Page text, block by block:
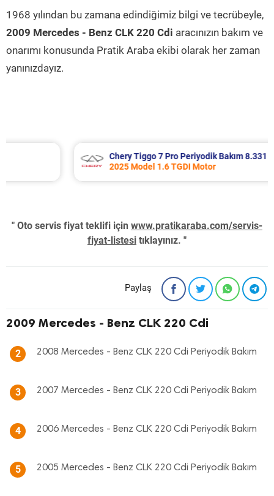
1968 yılından bu zamana edindiğimiz bilgi ve tecrübeyle,
2009 Mercedes - Benz CLK 220 Cdi aracınızın bakım ve
onarımı konusunda Pratik Araba ekibi olarak her zaman
yanınızdayız.
Chery Tiggo 7 Pro Periyodik Bakım 8.331 TL
2025 Model 1.6 TGDI Motor
" Oto servis fiyat teklifi için www.pratikaraba.com/servis-
fiyat-listesi tıklayınız. "
Paylaş
2009 Mercedes - Benz CLK 220 Cdi
2 2008 Mercedes - Benz CLK 220 Cdi Periyodik Bakım
3 2007 Mercedes - Benz CLK 220 Cdi Periyodik Bakım
4 2006 Mercedes - Benz CLK 220 Cdi Periyodik Bakım
5 2005 Mercedes - Benz CLK 220 Cdi Periyodik Bakım